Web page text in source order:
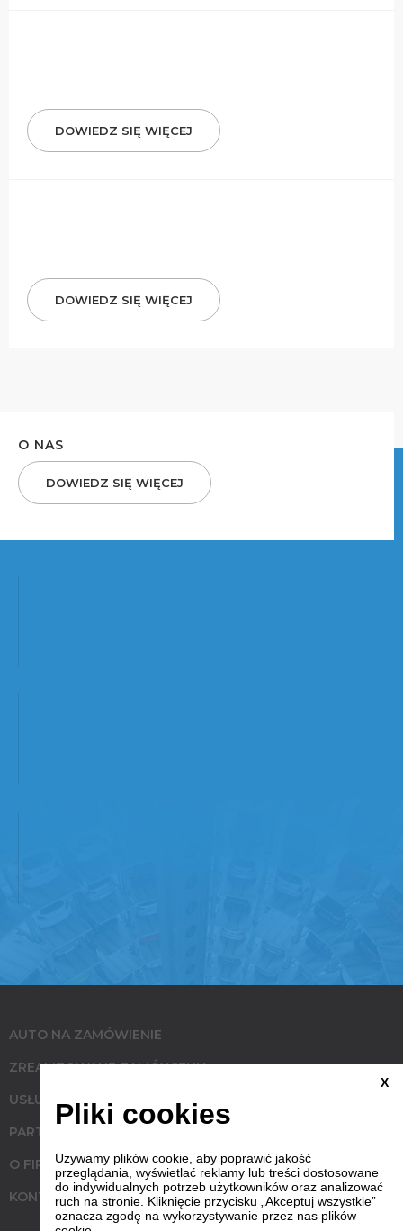
DOWIEDZ SIĘ WIĘCEJ
DOWIEDZ SIĘ WIĘCEJ
O NAS
DOWIEDZ SIĘ WIĘCEJ
AUTO NA ZAMÓWIENIE
ZREALIZOWANE ZAMÓWIENIA
USŁUGI
PARTNERZY
O FIRMIE
KONTAKT
X
Pliki cookies
Używamy plików cookie, aby poprawić jakość
przeglądania, wyświetlać reklamy lub treści dostosowane
do indywidualnych potrzeb użytkowników oraz analizować
ruch na stronie. Kliknięcie przycisku „Akceptuj wszystkie”
oznacza zgodę na wykorzystywanie przez nas plików